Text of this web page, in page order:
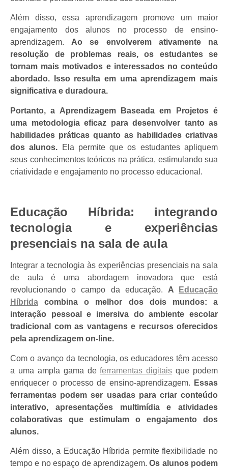
Além disso, essa aprendizagem promove um maior
engajamento dos alunos no processo de ensino-
aprendizagem. Ao se envolverem ativamente na
resolução de problemas reais, os estudantes se
tornam mais motivados e interessados no conteúdo
abordado. Isso resulta em uma aprendizagem mais
significativa e duradoura.
Portanto, a Aprendizagem Baseada em Projetos é
uma metodologia eficaz para desenvolver tanto as
habilidades práticas quanto as habilidades criativas
dos alunos. Ela permite que os estudantes apliquem
seus conhecimentos teóricos na prática, estimulando sua
criatividade e engajamento no processo educacional.
Educação Híbrida: integrando
tecnologia e experiências
presenciais na sala de aula
Integrar a tecnologia às experiências presenciais na sala
de aula é uma abordagem inovadora que está
revolucionando o campo da educação. A
Educação
Híbrida combina o melhor dos dois mundos: a
interação pessoal e imersiva do ambiente escolar
tradicional com as vantagens e recursos oferecidos
pela aprendizagem on-line.
Com o avanço da tecnologia, os educadores têm acesso
a uma ampla gama deferramentas digitais que podem
enriquecer o processo de ensino-aprendizagem.
Essas
ferramentas podem ser usadas para criar conteúdo
interativo, apresentações multimídia e atividades
colaborativas que estimulam o engajamento dos
alunos.
Além disso, a Educação Híbrida permite flexibilidade no
tempo e no espaço de aprendizagem.Os alunos podem